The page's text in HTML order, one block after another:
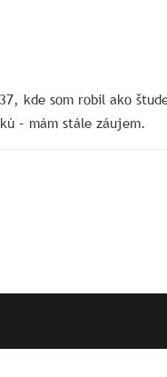
kde som robil ako
– mám stále záujem.